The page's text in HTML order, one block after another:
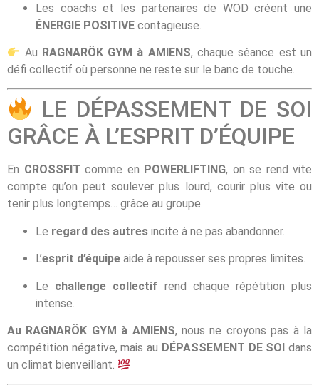
Les coachs et les partenaires de WOD créent une
ÉNERGIE POSITIVE contagieuse.
Au RAGNARÖK GYM à AMIENS, chaque séance est un
défi collectif où personne ne reste sur le banc de touche.
LE DÉPASSEMENT DE SOI
GRÂCE À L’ESPRIT D’ÉQUIPE
En CROSSFIT comme en POWERLIFTING, on se rend vite
compte qu’on peut soulever plus lourd, courir plus vite ou
tenir plus longtemps… grâce au groupe.
Le regard des autres incite à ne pas abandonner.
L’esprit d’équipe aide à repousser ses propres limites.
Le challenge collectif rend chaque répétition plus
intense.
Au RAGNARÖK GYM à AMIENS, nous ne croyons pas à la
compétition négative, mais au DÉPASSEMENT DE SOI dans
un climat bienveillant.